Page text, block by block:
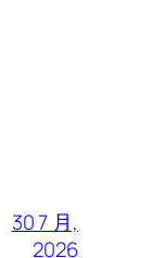
30 7 月,
2026